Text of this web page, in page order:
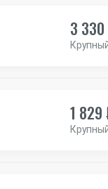
3
1 829